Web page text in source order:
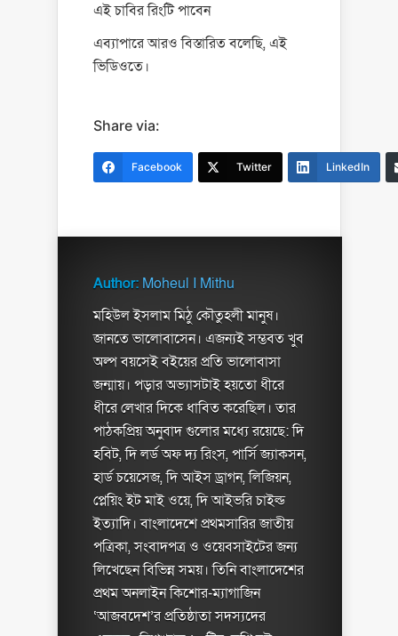
এই চাবির রিংটি পাবেন
এব্যাপারে আরও বিস্তারিত বলেছি, এই
ভিডিওতে।
Share via:
Facebook Twitter LinkedIn
Author: Moheul I Mithu
মহিউল ইসলাম মিঠু কৌতুহলী মানুষ।
জানতে ভালোবাসেন। এজন্যই সম্ভবত খুব
অল্প বয়সেই বইয়ের প্রতি ভালোবাসা
জন্মায়। পড়ার অভ্যাসটাই হয়তো ধীরে
ধীরে লেখার দিকে ধাবিত করেছিল। তার
পাঠকপ্রিয় অনুবাদ গুলোর মধ্যে রয়েছে: দি
হবিট, দি লর্ড অফ দ্য রিংস, পার্সি জ্যাকসন,
হার্ড চয়েসেজ, দি আইস ড্রাগন, লিজিয়ন,
প্লেয়িং ইট মাই ওয়ে, দি আইভরি চাইল্ড
ইত্যাদি। বাংলাদেশে প্রথমসারির জাতীয়
পত্রিকা, সংবাদপত্র ও ওয়েবসাইটের জন্য
লিখেছেন বিভিন্ন সময়। তিনি বাংলাদেশের
প্রথম অনলাইন কিশোর-ম্যাগাজিন
‘আজবদেশ’র প্রতিষ্ঠাতা সদস্যদের